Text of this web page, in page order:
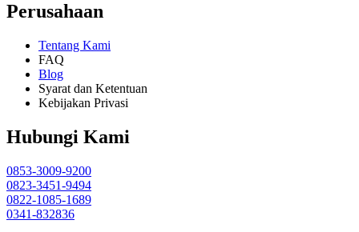
Perusahaan
Tentang Kami
FAQ
Blog
Syarat dan Ketentuan
Kebijakan Privasi
Hubungi Kami
0853-3009-9200
0823-3451-9494
0822-1085-1689
0341-832836